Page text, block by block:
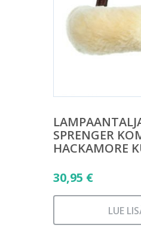
SPRENGER
HACKAMORE
30,95 €
LUE